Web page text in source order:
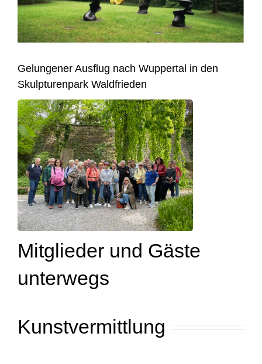
Gelungener Ausflug nach Wuppertal in den
Skulpturenpark Waldfrieden
Mitglieder und Gäste
unterwegs
Kunstvermittlung